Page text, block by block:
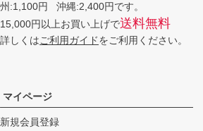
州:1,100円 沖縄:2,400円です。
15,000円以上お買い上げで送料無料
詳しくはご利用ガイドをご利用ください。
マイページ
新規会員登録